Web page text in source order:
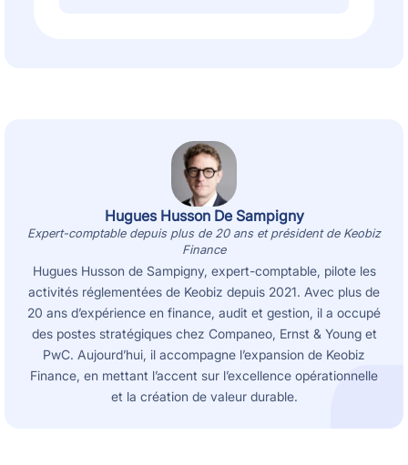
Hugues Husson De Sampigny
Expert-comptable depuis plus de 20 ans et président de Keobiz
Finance
Hugues Husson de Sampigny, expert-comptable, pilote les
activités réglementées de Keobiz depuis 2021. Avec plus de
20 ans d’expérience en finance, audit et gestion, il a occupé
des postes stratégiques chez Companeo, Ernst & Young et
PwC. Aujourd’hui, il accompagne l’expansion de Keobiz
Finance, en mettant l’accent sur l’excellence opérationnelle
et la création de valeur durable.